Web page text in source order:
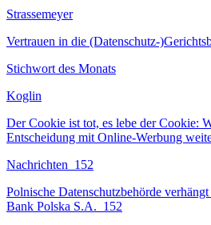
Strassemeyer
Vertrauen in die (Datenschutz-
Stichwort des Monats
Koglin
Der Cookie ist tot, es lebe der Cookie:
Entscheidung mit Online-Werbung
Nachrichten 152
Polnische Datenschutzbehörde
Bank Polska S.A. 152